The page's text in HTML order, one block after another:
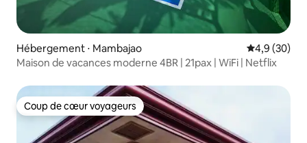
Hébergement ⋅ Mambajao Évaluation
4,9 (30)
Maison de vacances moderne 4BR | 21pax | WiFi | Netflix
Coup de cœur voyageurs
Coup de cœur voyageurs